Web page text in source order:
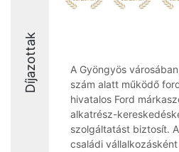
Díjazottak
A Gyöngyös
szám alatt működő
hivatalos Ford
alkatrész-
szolgáltatást biztosít.
családi